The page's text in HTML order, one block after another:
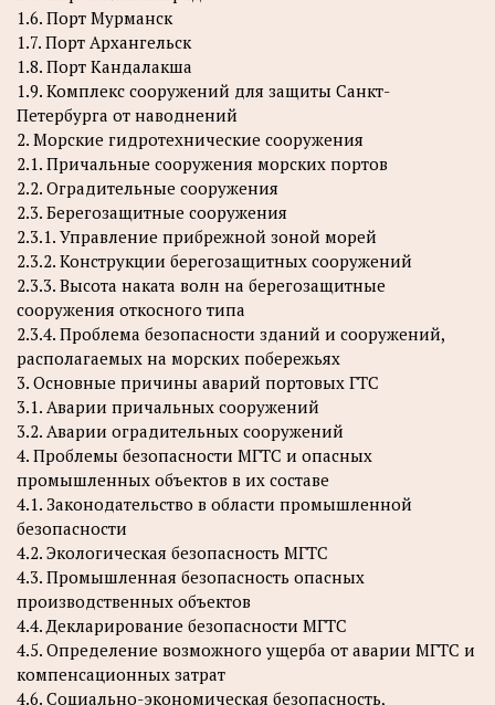
1.6. Порт Мурманск
1.7. Порт Архангельск
1.8. Порт Кандалакша
1.9. Комплекс сооружений для защиты Санкт-
Петербурга от наводнений
2. Морские гидротехнические сооружения
2.1. Причальные сооружения морских портов
2.2. Оградительные сооружения
2.3. Берегозащитные сооружения
2.3.1. Управление прибрежной зоной морей
2.3.2. Конструкции берегозащитных сооружений
2.3.3. Высота наката волн на берегозащитные
сооружения откосного типа
2.3.4. Проблема безопасности зданий и сооружений,
располагаемых на морских побережьях
3. Основные причины аварий портовых ГТС
3.1. Аварии причальных сооружений
3.2. Аварии оградительных сооружений
4. Проблемы безопасности МГТС и опасных
промышленных объектов в их составе
4.1. Законодательство в области промышленной
безопасности
4.2. Экологическая безопасность МГТС
4.3. Промышленная безопасность опасных
производственных объектов
4.4. Декларирование безопасности МГТС
4.5. Определение возможного ущерба от аварии МГТС и
компенсационных затрат
4.6. Социально-экономическая безопасность,